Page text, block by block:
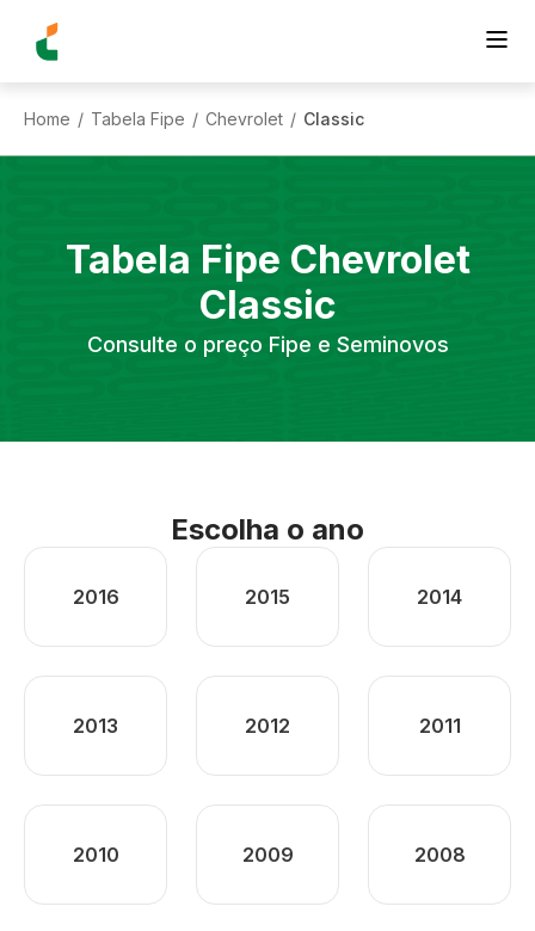
Home / Tabela Fipe / Chevrolet / Classic
Tabela Fipe Chevrolet
Classic
Consulte o preço Fipe e Seminovos
Escolha o ano
2016 2015 2014
2013 2012 2011
2010 2009 2008